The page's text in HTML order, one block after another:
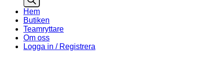
Hem
Butiken
Teamryttare
Om oss
Logga in / Registrera